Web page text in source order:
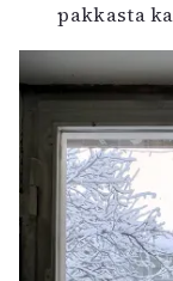
pakkasta